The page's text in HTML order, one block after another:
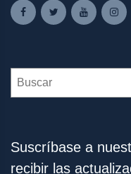
Search
Suscríbase a
recibir las